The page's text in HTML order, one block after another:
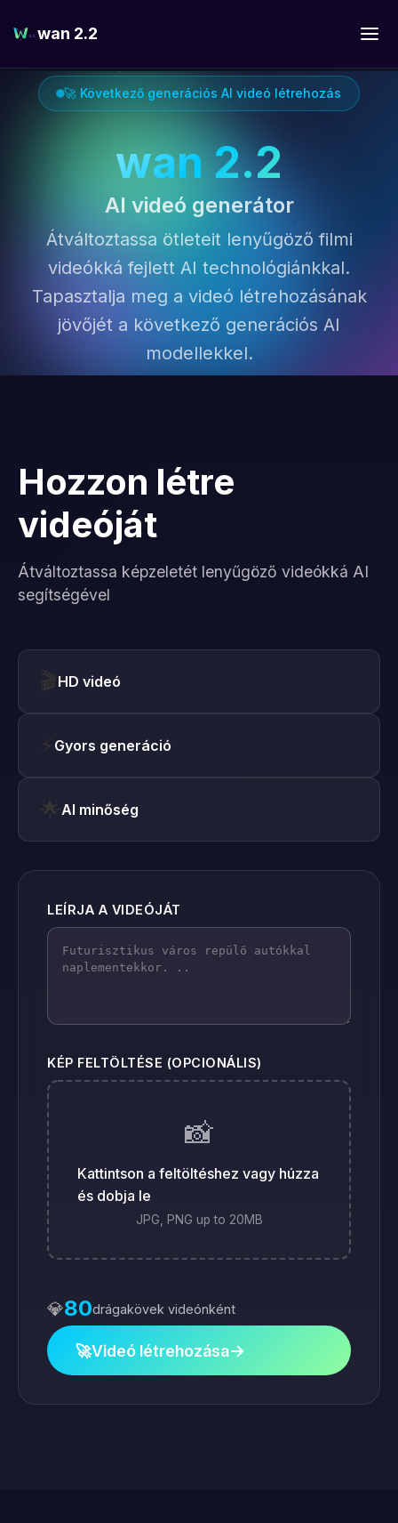
wan 2.2
🚀 Következő generációs AI videó létrehozás
wan 2.2
AI videó generátor
Átváltoztassa ötleteit lenyűgöző filmi
videókká fejlett AI technológiánkkal.
Tapasztalja meg a videó létrehozásának
jövőjét a következő generációs AI
modellekkel.
Hozzon létre
videóját
Átváltoztassa képzeletét lenyűgöző videókká AI
segítségével
HD videó
Gyors generáció
AI minőség
LEÍRJA A VIDEÓJÁT
KÉP FELTÖLTÉSE (OPCIONÁLIS)
📸
Kattintson a feltöltéshez vagy húzza
és dobja le
JPG, PNG up to 20MB
💎80drágakövek videónként
🚀Videó létrehozása→